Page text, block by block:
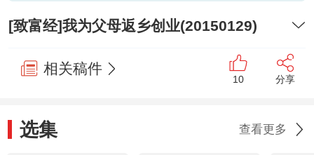
[致富经]我为父母返乡创业(20150129)
相关稿件
10 分享
选集 查看更多